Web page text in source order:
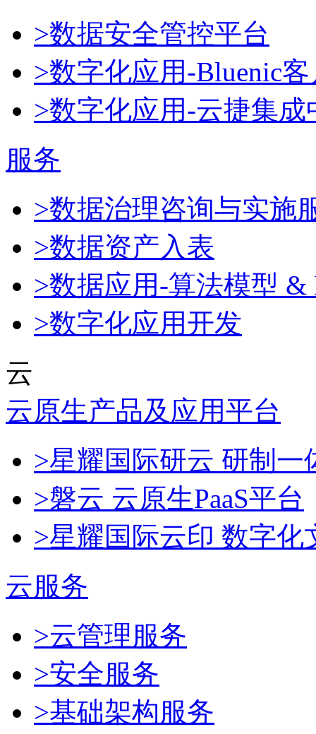
>数据安全管控平台
>数字化应用-Bluenic
>数字化应用-云捷集成
服务
>数据治理咨询与实施
>数据资产入表
>数据应用-算法模型 &
>数字化应用开发
云
云原生产品及应用平台
>星耀国际研云 研制
>磐云 云原生PaaS平台
>星耀国际云印 数字化
云服务
>云管理服务
>安全服务
>基础架构服务